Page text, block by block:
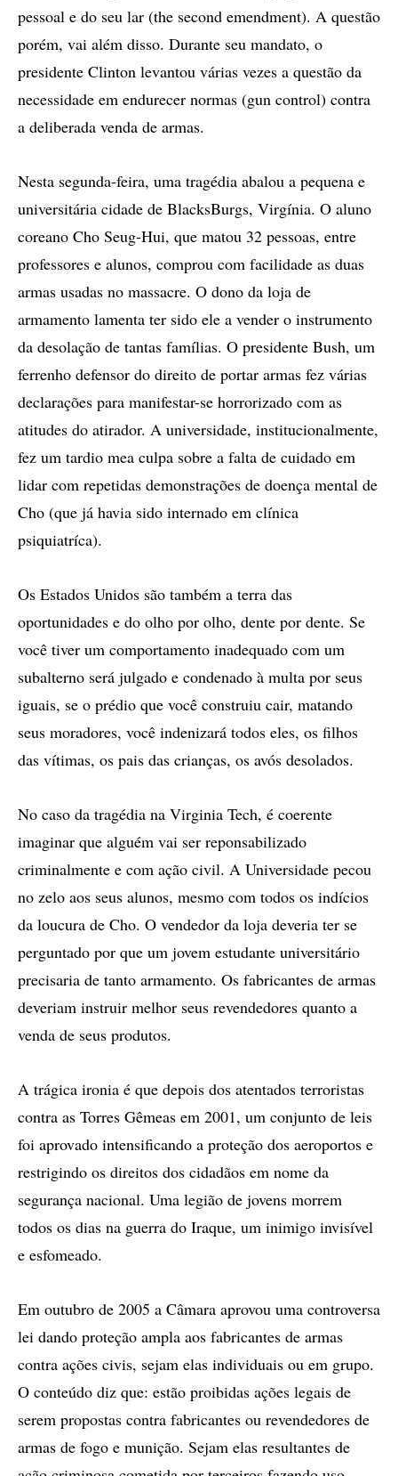
pessoal e do seu lar (the second emendment). A questão
porém, vai além disso. Durante seu mandato, o
presidente Clinton levantou várias vezes a questão da
necessidade em endurecer normas (gun control) contra
a deliberada venda de armas.
Nesta segunda-feira, uma tragédia abalou a pequena e
universitária cidade de BlacksBurgs, Virgínia. O aluno
coreano Cho Seug-Hui, que matou 32 pessoas, entre
professores e alunos, comprou com facilidade as duas
armas usadas no massacre. O dono da loja de
armamento lamenta ter sido ele a vender o instrumento
da desolação de tantas famílias. O presidente Bush, um
ferrenho defensor do direito de portar armas fez várias
declarações para manifestar-se horrorizado com as
atitudes do atirador. A universidade, institucionalmente,
fez um tardio mea culpa sobre a falta de cuidado em
lidar com repetidas demonstrações de doença mental de
Cho (que já havia sido internado em clínica
psiquiatríca).
Os Estados Unidos são também a terra das
oportunidades e do olho por olho, dente por dente. Se
você tiver um comportamento inadequado com um
subalterno será julgado e condenado à multa por seus
iguais, se o prédio que você construiu cair, matando
seus moradores, você indenizará todos eles, os filhos
das vítimas, os pais das crianças, os avós desolados.
No caso da tragédia na Virginia Tech, é coerente
imaginar que alguém vai ser reponsabilizado
criminalmente e com ação civil. A Universidade pecou
no zelo aos seus alunos, mesmo com todos os indícios
da loucura de Cho. O vendedor da loja deveria ter se
perguntado por que um jovem estudante universitário
precisaria de tanto armamento. Os fabricantes de armas
deveriam instruir melhor seus revendedores quanto a
venda de seus produtos.
A trágica ironia é que depois dos atentados terroristas
contra as Torres Gêmeas em 2001, um conjunto de leis
foi aprovado intensificando a proteção dos aeroportos e
restrigindo os direitos dos cidadãos em nome da
segurança nacional. Uma legião de jovens morrem
todos os dias na guerra do Iraque, um inimigo invisível
e esfomeado.
Em outubro de 2005 a Câmara aprovou uma controversa
lei dando proteção ampla aos fabricantes de armas
contra ações civis, sejam elas individuais ou em grupo.
O conteúdo diz que: estão proibidas ações legais de
serem propostas contra fabricantes ou revendedores de
armas de fogo e munição. Sejam elas resultantes de